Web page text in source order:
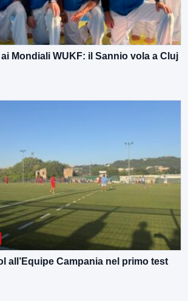
Mondiali WUKF: il Sannio vola a Cluj
all’Equipe Campania nel primo test